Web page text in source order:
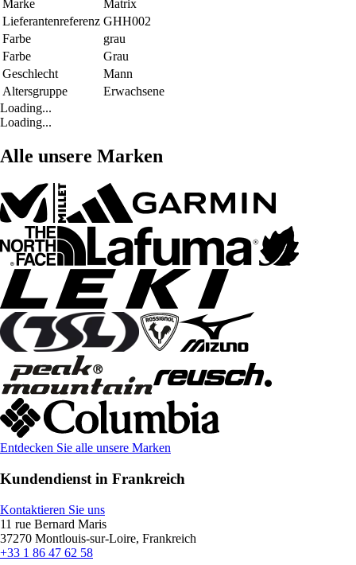
Marke
Matrix
Lieferantenreferenz GHH002
Farbe
grau
Farbe
Grau
Geschlecht
Mann
Altersgruppe
Erwachsene
Loading...
Loading...
Alle unsere Marken
Entdecken Sie alle unsere Marken
Kundendienst in Frankreich
Kontaktieren Sie uns
11 rue Bernard Maris
37270 Montlouis-sur-Loire, Frankreich
+33 1 86 47 62 58